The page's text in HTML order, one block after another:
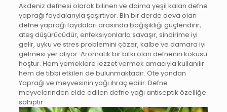
Akdeniz defnesi olarak bilinen ve daima yeşil kalan defne
yaprağı faydalarıyla şaşırtıyor. Bin bir derde deva olan
defne yaprağı faydaları arasında bağışıklığı güçlendirir,
ateş düşürücüdür, enfeksiyonlarla savaşır, sindirime iyi
gelir, uyku ve stres problemini çözer, kalbe ve damara iyi
gelmesi yer alıyor. Aromatik bir bitki olan defnenin kokusu
hoştur. Hem yemeklere lezzet vermek amacıyla kullanılır
hem de tıbbi etkileri de bulunmaktadır. Öte yandan
Yaprağı ve meyvesinin yağı ihraç edilir. Defne
meyvelerinden elde edilen defne yağı antiseptik özelliğe
sahiptir.